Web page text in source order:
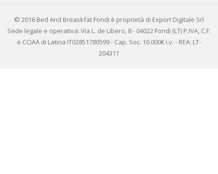
© 2016 Bed And Breaskfat Fondi è proprietà di Export Digitale Srl
Sede legale e operativa: Via L. de Libero, 8 - 04022 Fondi (LT) P.IVA, C.F.
e CCIAA di Latina IT02851780599 - Cap. Soc. 10.000€ i.v. - REA: LT-
204311